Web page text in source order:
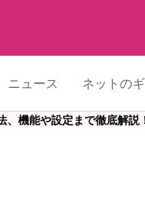
ニュース ネットの
機能や設定まで徹底解説